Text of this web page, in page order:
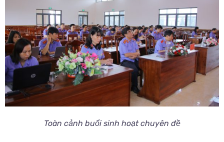
Toàn cảnh buổi sinh hoạt chuyên đề